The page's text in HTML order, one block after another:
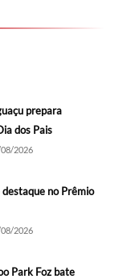
prepara
dos Pais
2026
no Prêmio
2026
Park Foz bate